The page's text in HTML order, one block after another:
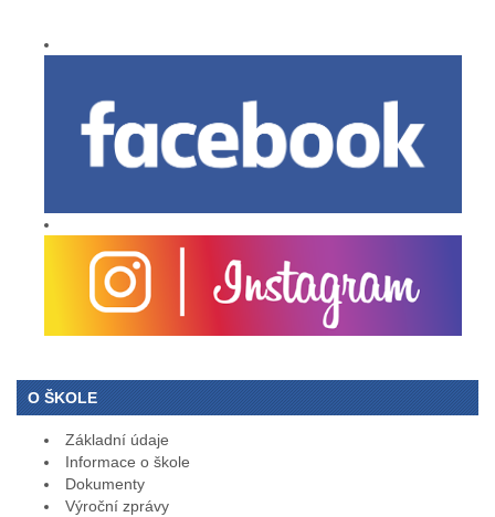
O ŠKOLE
Základní údaje
Informace o škole
Dokumenty
Výroční zprávy